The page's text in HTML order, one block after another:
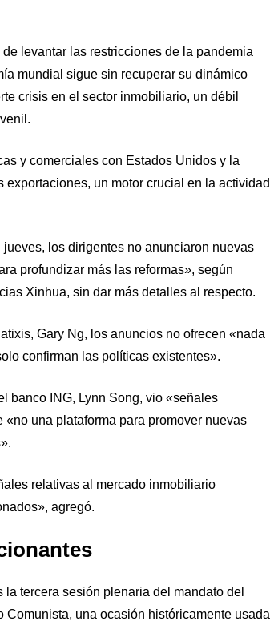
levantar las restricciones de la pandemia
mundial sigue sin recuperar su dinámico
crisis en el sector inmobiliario, un débil
y comerciales con Estados Unidos y la
exportaciones, un motor crucial en la actividad
los dirigentes no anunciaron nuevas
profundizar más las reformas», según
Xinhua, sin dar más detalles al respecto.
Gary Ng, los anuncios no ofrecen «nada
confirman las políticas existentes».
banco ING, Lynn Song, vio «señales
una plataforma para promover nuevas
relativas al mercado inmobiliario
agregó.
tercera sesión plenaria del mandato del
Comunista, una ocasión históricamente usada